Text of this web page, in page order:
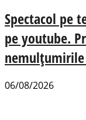
Spectacol pe
pe youtube.
06/08/2026